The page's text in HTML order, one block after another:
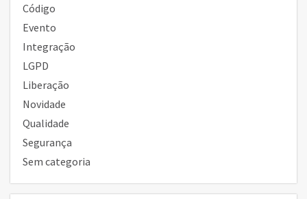
Código
Evento
Integração
LGPD
Liberação
Novidade
Qualidade
Segurança
Sem categoria